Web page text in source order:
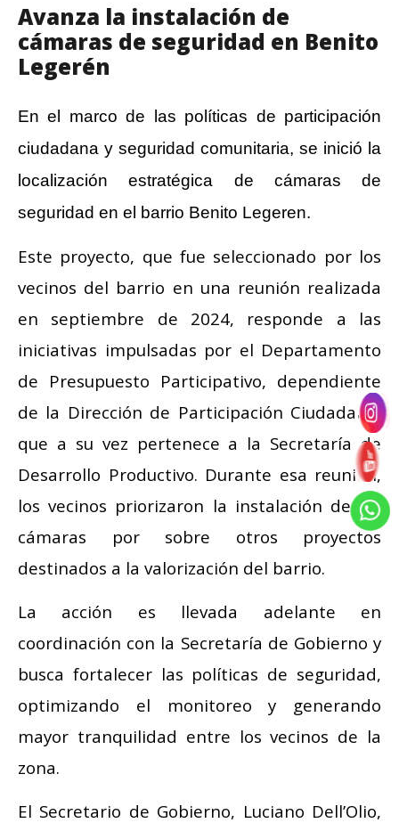
Avanza la instalación de
cámaras de seguridad en Benito
Legerén
En el marco de las políticas de participación
ciudadana y seguridad comunitaria, se inició la
localización estratégica de cámaras de
seguridad en el barrio Benito Legeren.
Este proyecto, que fue seleccionado por los
vecinos del barrio en una reunión realizada
en septiembre de 2024, responde a las
iniciativas impulsadas por el Departamento
de Presupuesto Participativo, dependiente
de la Dirección de Participación Ciudadana,
que a su vez pertenece a la Secretaría de
Desarrollo Productivo. Durante esa reunión,
los vecinos priorizaron la instalación de las
cámaras por sobre otros proyectos
destinados a la valorización del barrio.
La acción es llevada adelante en
coordinación con la Secretaría de Gobierno y
busca fortalecer las políticas de seguridad,
optimizando el monitoreo y generando
mayor tranquilidad entre los vecinos de la
zona.
El Secretario de Gobierno, Luciano Dell’Olio,